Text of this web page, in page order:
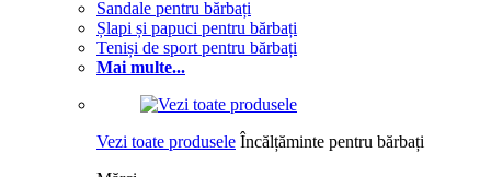
Sandale pentru bărbați
Șlapi și papuci pentru bărbați
Teniși de sport pentru bărbați
Mai multe...
Vezi toate produsele Încălțăminte pentru bărbați